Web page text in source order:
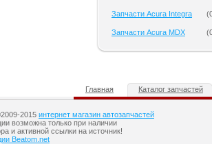
Запчасти Acura Integra (
Запчасти Acura MDX (
Главная Каталог запчастей
2015 интернет магазин автозапчастей
возможна только при наличии
и активной ссылки на источник!
Beatom.net